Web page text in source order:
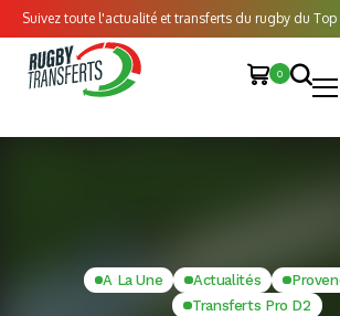
Suivez toute l'actualité et transferts du rugby du Top
0
A La Une Actualités
Transferts Pro D2